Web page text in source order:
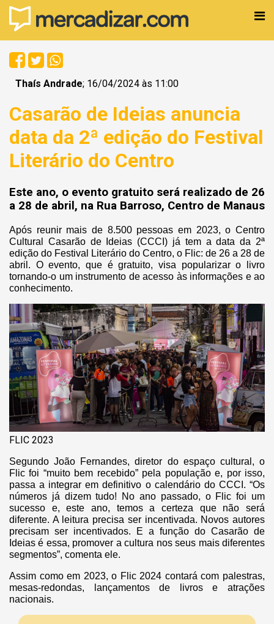
Thaís Andrade; 16/04/2024 às 11:00
Casarão de Ideias anuncia
data da 2ª edição do Festival
Literário do Centro
Este ano, o evento gratuito será realizado de 26
a 28 de abril, na Rua Barroso, Centro de Manaus
Após reunir mais de 8.500 pessoas em 2023, o Centro
Cultural Casarão de Ideias (CCCI) já tem a data da 2ª
edição do Festival Literário do Centro, o Flic: de 26 a 28 de
abril. O evento, que é gratuito, visa popularizar o livro
tornando-o um instrumento de acesso às informações e ao
conhecimento.
FLIC 2023
Segundo João Fernandes, diretor do espaço cultural, o
Flic foi “muito bem recebido” pela população e, por isso,
passa a integrar em definitivo o calendário do CCCI. “Os
números já dizem tudo! No ano passado, o Flic foi um
sucesso e, este ano, temos a certeza que não será
diferente. A leitura precisa ser incentivada. Novos autores
precisam ser incentivados. E a função do Casarão de
Ideias é essa, promover a cultura nos seus mais diferentes
segmentos”, comenta ele.
Assim como em 2023, o Flic 2024 contará com palestras,
mesas-redondas, lançamentos de livros e atrações
nacionais.